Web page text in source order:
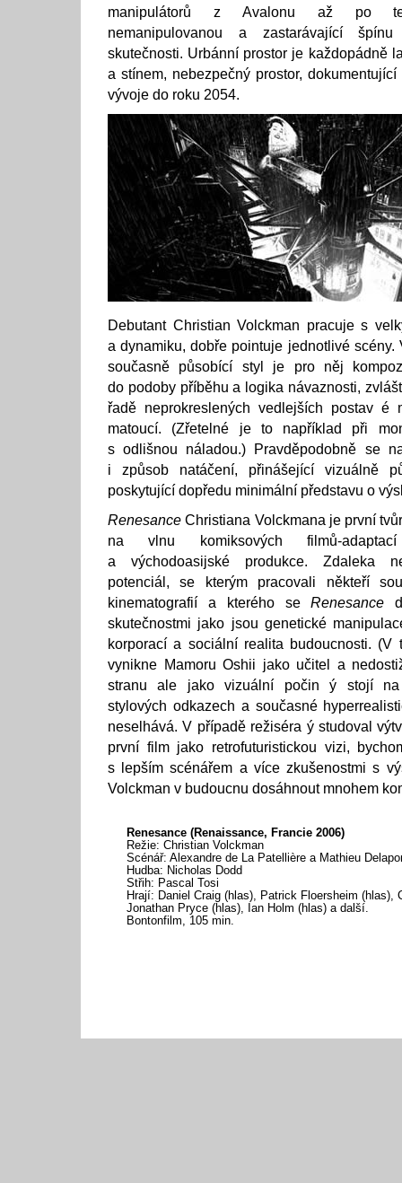
manipulátorů z Avalonu až po
nemanipulovanou a zastarávající
skutečnosti. Urbánní prostor je každopádně
a stínem, nebezpečný prostor,
vývoje do roku 2054.
Debutant Christian Volckman pracuje s
a dynamiku, dobře pointuje jednotlivé scény.
současně působící styl je pro něj
do podoby příběhu a logika návaznosti,
řadě neprokreslených vedlejších postav é
matoucí. (Zřetelné je to například při
s odlišnou náladou.) Pravděpodobně se
i způsob natáčení, přinášející vizuálně
poskytující dopředu minimální představu o
Renesance Christiana Volckmana je první
na vlnu komiksových filmů-
a východoasijské produkce. Zdaleka
potenciál, se kterým pracovali někteří
kinematografií a kterého seRenesance
skutečnostmi jako jsou genetické
korporací a sociální realita budoucnosti. (V
vynikne Mamoru Oshii jako učitel a
stranu ale jako vizuální počin ý stojí na
stylových odkazech a současné
neselhává. V případě režiséra ý studoval
první film jako retrofuturistickou vizi,
s lepším scénářem a více zkušenostmi s
Volckman v budoucnu dosáhnout mnohem
Renesance (Renaissance, Francie 2006)
Režie: Christian Volckman
Scénář: Alexandre de La Patellière a Mathieu
Hudba: Nicholas Dodd
Střih: Pascal Tosi
Hrají: Daniel Craig (hlas), Patrick Floersheim (hlas),
Jonathan Pryce (hlas), Ian Holm (hlas) a další.
Bontonfilm, 105 min.